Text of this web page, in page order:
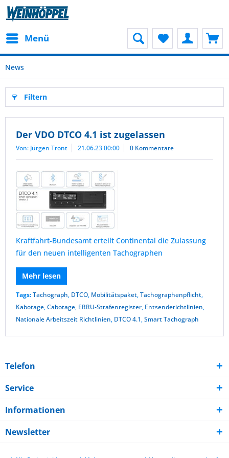
Menü
News
Filtern
Der VDO DTCO 4.1 ist zugelassen
Von: Jürgen Tront 21.06.23 00:00 0 Kommentare
Kraftfahrt-Bundesamt erteilt Continental die Zulassung
für den neuen intelligenten Tachographen
Mehr lesen
Tags:Tachograph, DTCO, Mobilitätspaket,Tachographenpflicht,
Kabotage,Cabotage, ERRU-Strafenregister, Entsenderichtlinien,
Nationale Arbeitszeit Richtlinien, DTCO 4.1,Smart Tachograph
Telefon
Service
Informationen
Newsletter